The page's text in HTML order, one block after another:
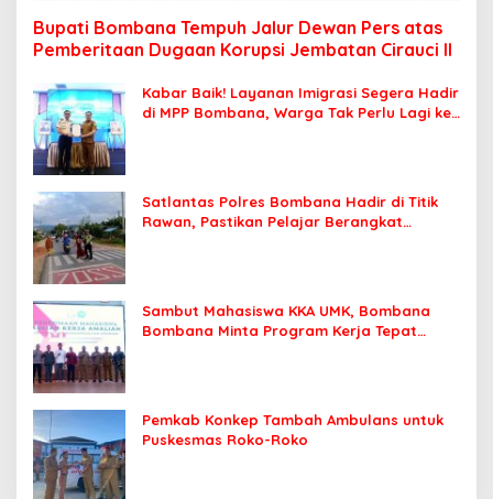
Bupati Bombana Tempuh Jalur Dewan Pers atas
Pemberitaan Dugaan Korupsi Jembatan Cirauci II
Kabar Baik! Layanan Imigrasi Segera Hadir
di MPP Bombana, Warga Tak Perlu Lagi ke
Satlantas Polres Bombana Hadir di Titik
Rawan, Pastikan Pelajar Berangkat
Sambut Mahasiswa KKA UMK, Bombana
Bombana Minta Program Kerja Tepat
Pemkab Konkep Tambah Ambulans untuk
Puskesmas Roko-Roko